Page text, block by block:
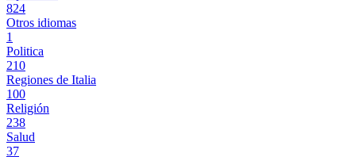
824
Otros idiomas
1
Politica
210
Regiones de Italia
100
Religión
238
Salud
37